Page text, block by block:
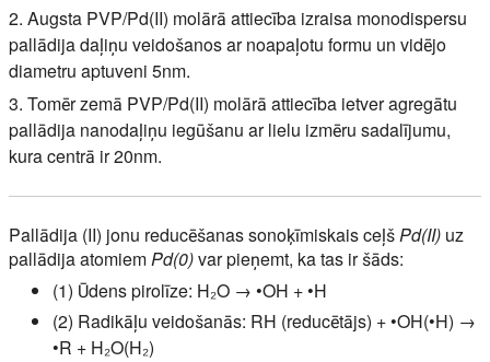
2. Augsta PVP/Pd(II) molārā attiecība izraisa monodispersu
pallādija daļiņu veidošanos ar noapaļotu formu un vidējo
diametru aptuveni 5nm.
3. Tomēr zemā PVP/Pd(II) molārā attiecība ietver agregātu
pallādija nanodaļiņu iegūšanu ar lielu izmēru sadalījumu,
kura centrā ir 20nm.
Pallādija (II) jonu reducēšanas sonoķīmiskais ceļšPd(II) uz
pallādija atomiemPd(0)var pieņemt, ka tas ir šāds:
(1) Ūdens pirolīze: H₂O → •OH + •H
(2) Radikāļu veidošanās: RH (reducētājs) + •OH(•H) →
•R + H₂O(H₂)